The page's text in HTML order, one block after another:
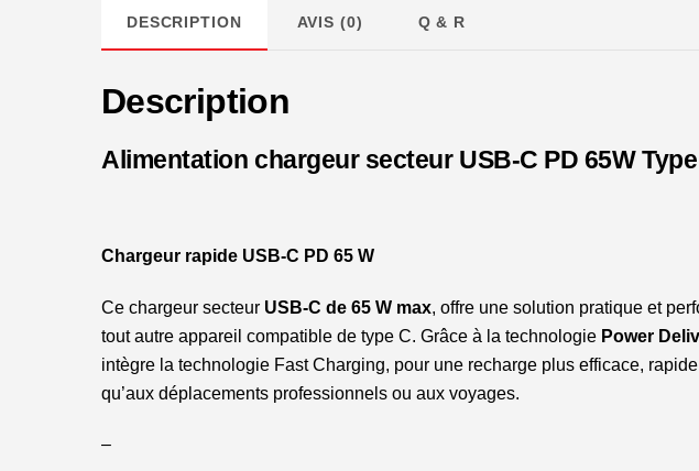
DESCRIPTION AVIS (0) Q & R
Description
Alimentation chargeur secteur USB-C PD 65W
Chargeur rapide USB-C PD 65 W
Ce chargeur secteur USB-C de 65 W max, offre une solution pratique et
tout autre appareil compatible de type C. Grâce à la technologie Power
intègre la technologie Fast Charging, pour une recharge plus efficace,
qu’aux déplacements professionnels ou aux voyages.
–